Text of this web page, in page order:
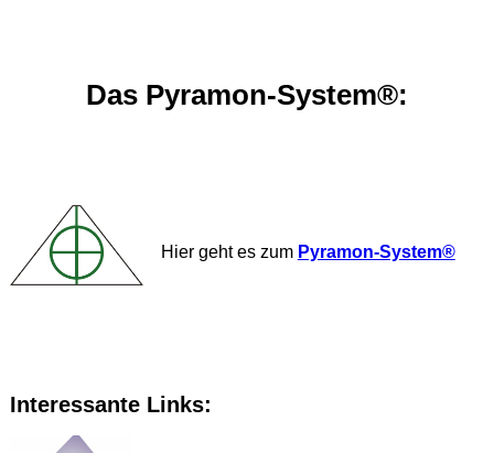
Das Pyramon-System®:
Hier geht es zum Pyramon-System®
Interessante Links: